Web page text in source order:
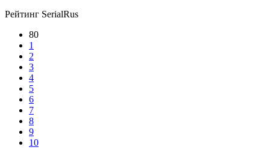
Рейтинг SerialRus
80
1
2
3
4
5
6
7
8
9
10